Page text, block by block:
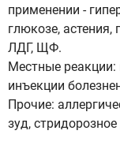
применении -
глюкозе,
ЛДГ, ЩФ.
Местные
инъекции
Прочие:
зуд,